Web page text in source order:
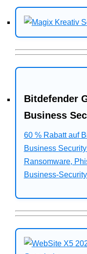
Bitdefender
Business
60 % Rabatt auf
Business
Ransomware,
Business-